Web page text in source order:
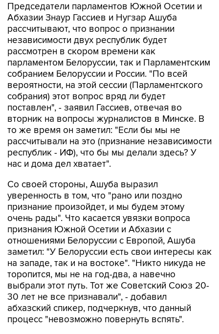
Председатели парламентов Южной Осетии и
Абхазии Знаур Гассиев и Нугзар Ашуба
рассчитывают, что вопрос о признании
независимости двух республик будет
рассмотрен в скором времени как
парламентом Белоруссии, так и Парламентским
собранием Белоруссии и России. "По всей
вероятности, на этой сессии (Парламентского
собрания) этот вопрос вряд ли будет
поставлен", - заявил Гассиев, отвечая во
вторник на вопросы журналистов в Минске. В
то же время он заметил: "Если бы мы не
рассчитывали на это (признание независимости
республик - ИФ), что бы мы делали здесь? У
нас и дома дел хватает".
Со своей стороны, Ашуба выразил
уверенность в том, что "рано или поздно
признание произойдет, и мы будем этому
очень рады". Что касается увязки вопроса
признания Южной Осетии и Абхазии с
отношениями Белоруссии с Европой, Ашуба
заметил: "У Белоруссии есть свои интересы как
на западе, так и на востоке". "Никто никуда не
торопится, мы не на год-два, а навечно
выбрали этот путь. Тот же Советский Союз 20-
30 лет не все признавали", - добавил
абхазский спикер, подчеркнув, что данный
процесс "невозможно повернуть вспять".